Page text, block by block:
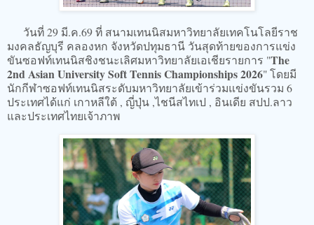
วันที่ 29 มี.ค.69 ที่ สนามเทนนิสมหาวิทยาลัยเทคโนโลยีราช
มงคลธัญบุรี คลองหก จังหวัดปทุมธานี วันสุดท้ายของการแข่ง
ขันซอฟท์เทนนิสชิงชนะเลิศมหาวิทยาลัยเอเชียรายการ "The
2nd Asian University Soft Tennis Championships 2026" โดยมี
นักกีฬาซอฟท์เทนนิสระดับมหาวิทยาลัยเข้าร่วมแข่งขันรวม 6
ประเทศได้แก่ เกาหลีใต้ , ญี่ปุ่น ,ไชนีสไทเป , อินเดีย สปป.ลาว
และประเทศไทยเจ้าภาพ